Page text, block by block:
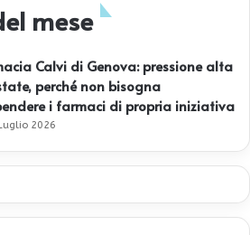
mese
Calvi di Genova: pressione alta
perché non bisogna
i farmaci di propria iniziativa
2026